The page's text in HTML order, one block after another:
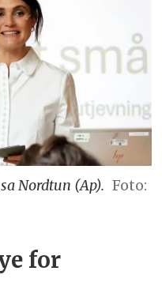
Nordtun (Ap). Foto:
for